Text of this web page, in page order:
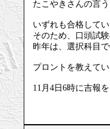
たこやきさんの言
いずれも合格して
そのため、口頭試
昨年は、選択科目
プロントを教えて
11月4日6時に吉報